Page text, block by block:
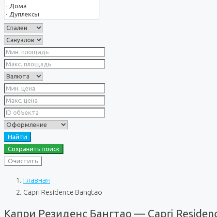
Найти
Сохранить поиск
Очистить
Главная
Capri Residence Bangtao
Капри Резиденс Бангтао — Capri